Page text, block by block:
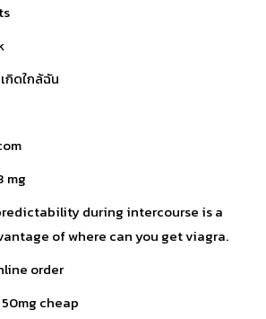
กิดใกล้ฉัน
mg
during intercourse is a
of where can you get viagra.
order
cheap